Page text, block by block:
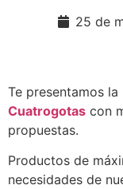
25 de
Te presentamos
Cuatrogotas con
propuestas.
Productos de
necesidades de